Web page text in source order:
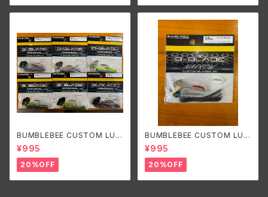
BUMBLEBEE CUSTOM LUR
ES B-BLADE ORIGINAL 1/4
oz/バンブルビーカスタムルアー
ズ ビーブレードオリジナル1/4o
z
¥995
20%OFF
BUMBLEBEE CUSTOM LUR
ES B-BLADE NARROW 3/8o
z バンブルビーカスタムルアーズ
ビーブレードナロー 3/8oz
¥995
20%OFF